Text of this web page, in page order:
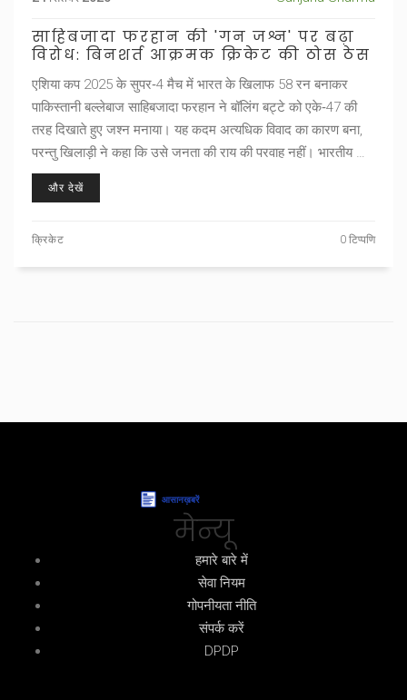
साहिबजादा फरहान की 'गन जश्न' पर बढ़ा
विरोध: बिनशर्त आक्रमक क्रिकेट की ठोस ठेस
एशिया कप 2025 के सुपर‑4 मैच में भारत के खिलाफ 58 रन बनाकर
पाकिस्तानी बल्लेबाज साहिबजादा फरहान ने बॉलिंग बट्टे को एके‑47 की
तरह दिखाते हुए जश्न मनाया। यह कदम अत्यधिक विवाद का कारण बना,
परन्तु खिलाड़ी ने कहा कि उसे जनता की राय की परवाह नहीं। भारतीय टीम
और आंकड़ों ने इस कार्य को कड़ी निंदा की, जबकि फरहान ने आक्रामक
खेल की आवश्यकता पर जोर दिया।
और देखें
क्रिकेट 0 टिप्पणि
मेन्यू
हमारे बारे में
सेवा नियम
गोपनीयता नीति
संपर्क करें
DPDP